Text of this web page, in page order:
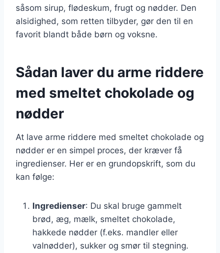
såsom sirup, flødeskum, frugt og nødder. Den
alsidighed, som retten tilbyder, gør den til en
favorit blandt både børn og voksne.
Sådan laver du arme riddere
med smeltet chokolade og
nødder
At lave arme riddere med smeltet chokolade og
nødder er en simpel proces, der kræver få
ingredienser. Her er en grundopskrift, som du
kan følge:
Ingredienser: Du skal bruge gammelt
brød, æg, mælk, smeltet chokolade,
hakkede nødder (f.eks. mandler eller
valnødder), sukker og smør til stegning.